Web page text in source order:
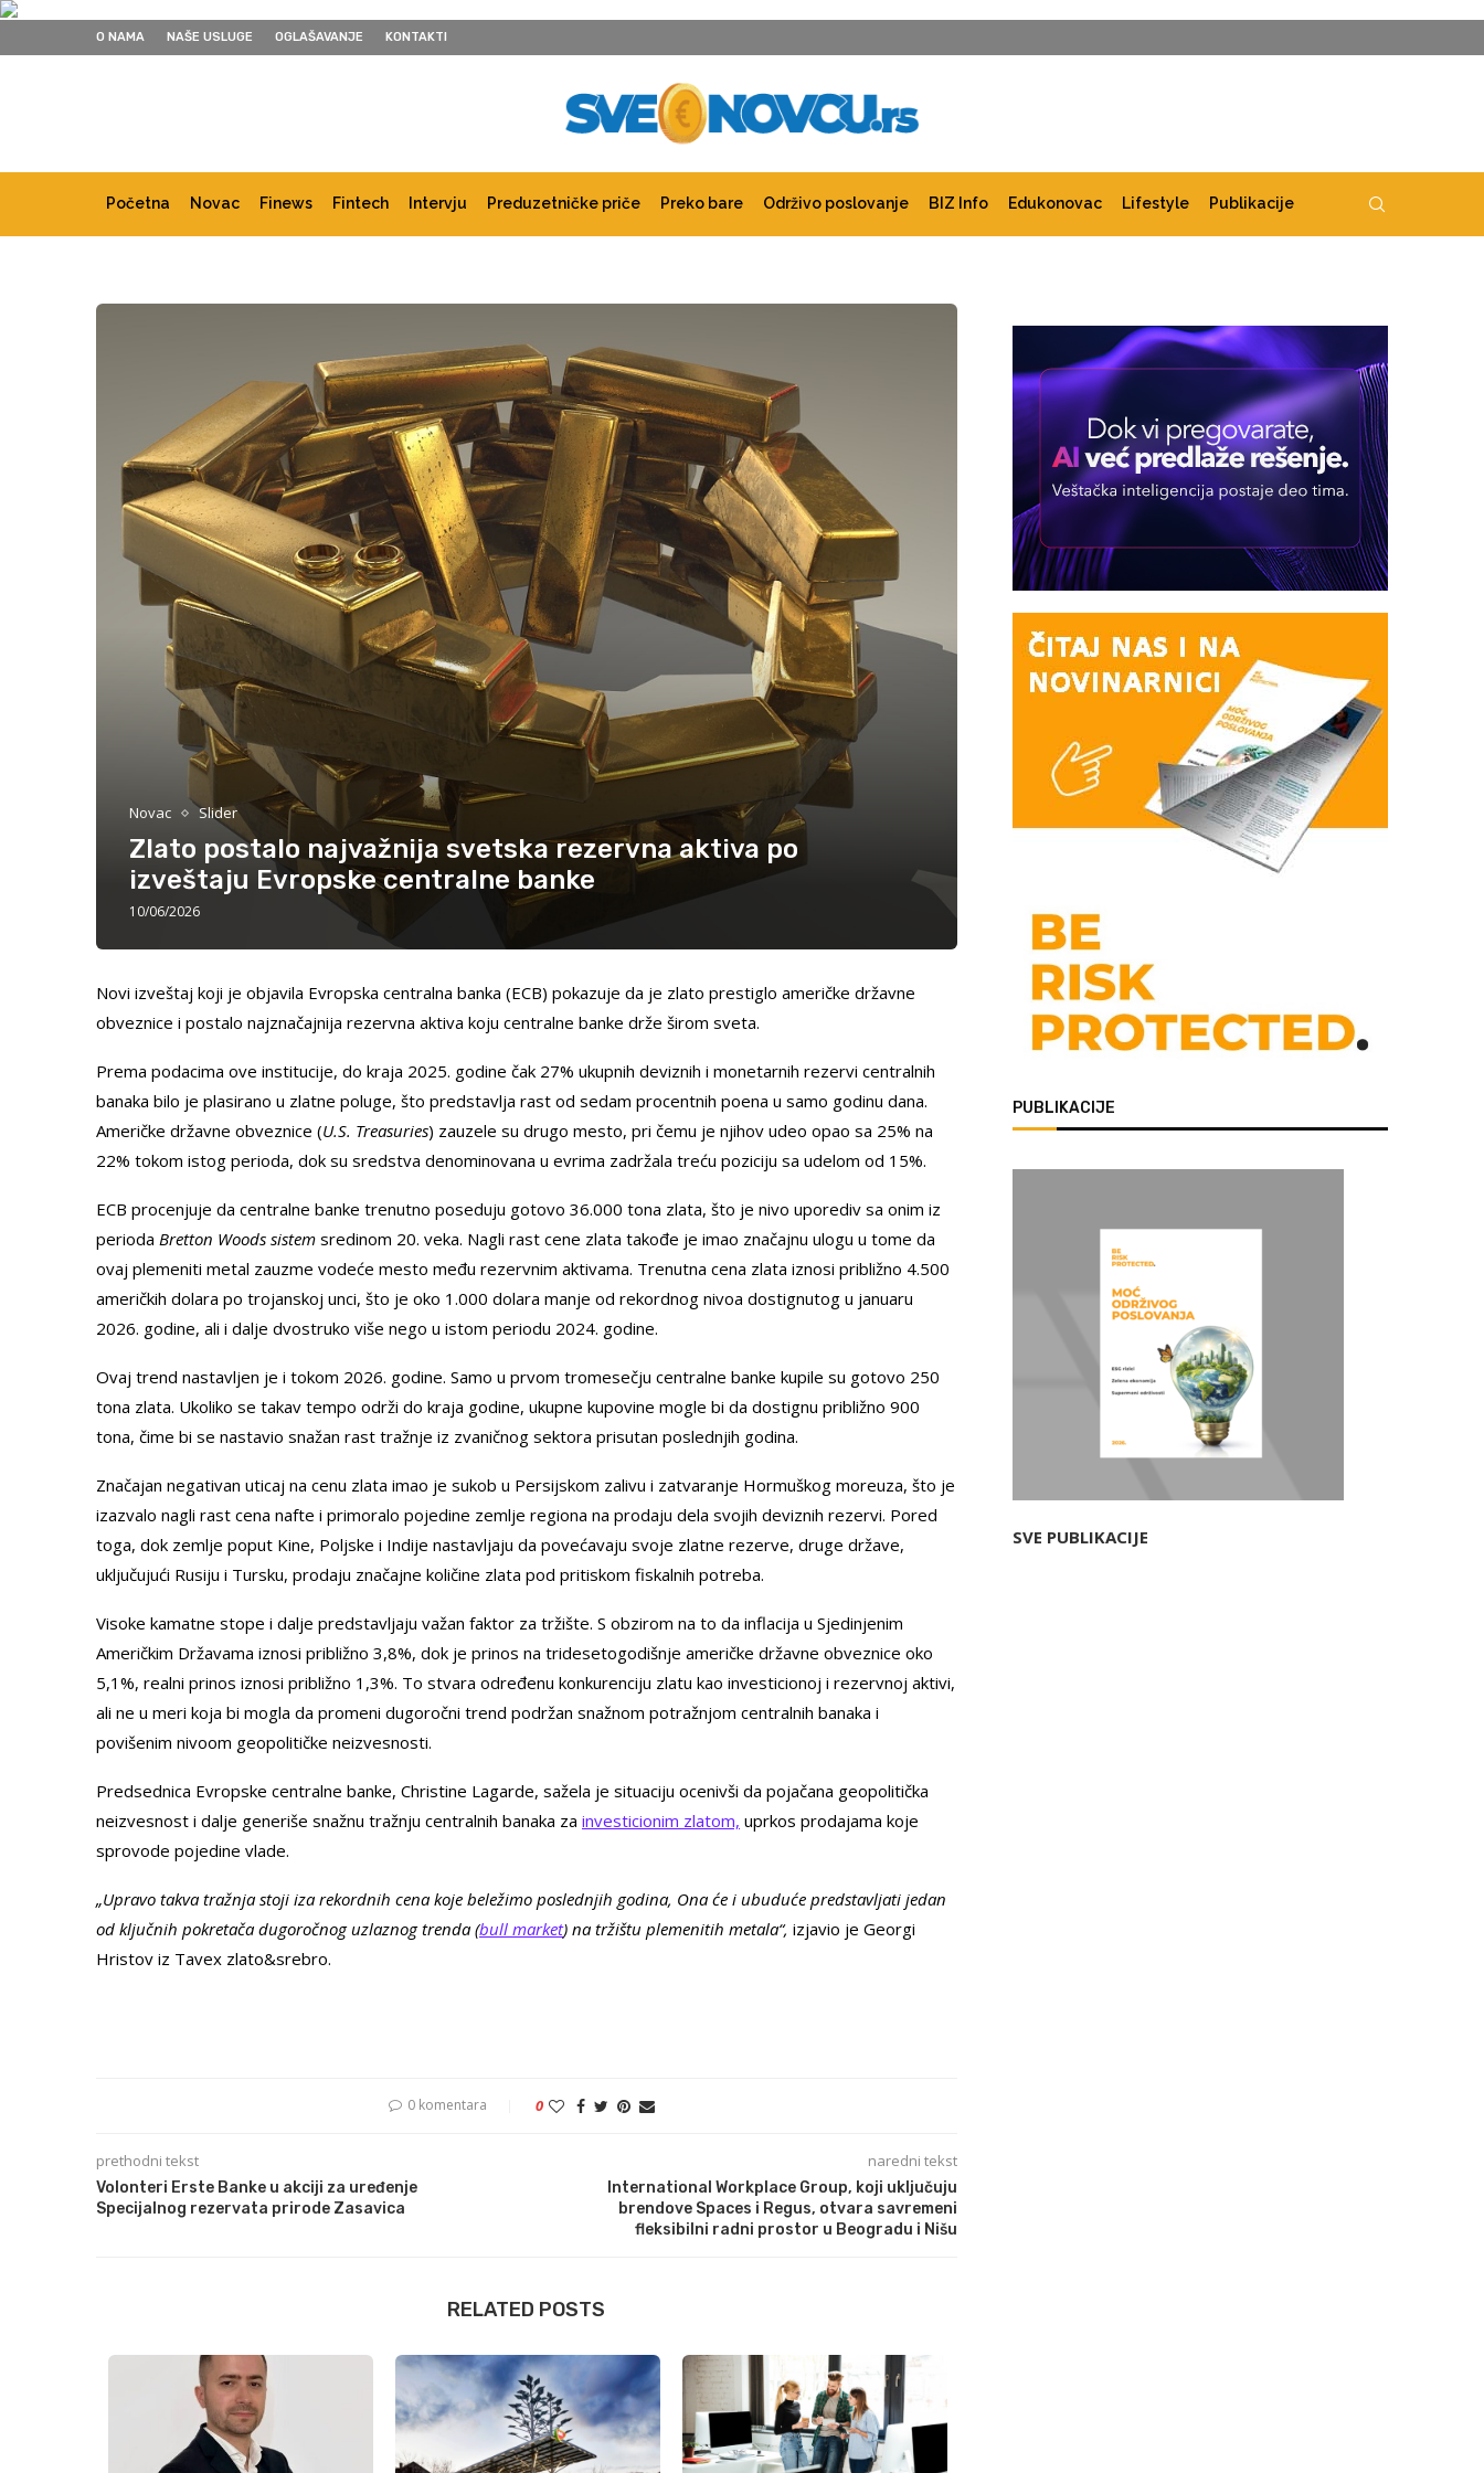
O NAMA NAŠE USLUGE OGLAŠAVANJE KONTAKTI
Početna Novac Finews Fintech Intervju Preduzetničke priče Preko bare Održivo poslovanje BIZ Info Edukonovac Lifestyle Publikacije
Novac Slider
Zlato postalo najvažnija svetska rezervna aktiva po
izveštaju Evropske centralne banke
10/06/2026
Novi izveštaj koji je objavila Evropska centralna banka (ECB) pokazuje da je zlato prestiglo američke državne
obveznice i postalo najznačajnija rezervna aktiva koju centralne banke drže širom sveta.
Prema podacima ove institucije, do kraja 2025. godine čak 27% ukupnih deviznih i monetarnih rezervi centralnih
banaka bilo je plasirano u zlatne poluge, što predstavlja rast od sedam procentnih poena u samo godinu dana.
Američke državne obveznice (U.S. Treasuries) zauzele su drugo mesto, pri čemu je njihov udeo opao sa 25% na
22% tokom istog perioda, dok su sredstva denominovana u evrima zadržala treću poziciju sa udelom od 15%.
ECB procenjuje da centralne banke trenutno poseduju gotovo 36.000 tona zlata, što je nivo uporediv sa onim iz
perioda Bretton Woods sistem sredinom 20. veka. Nagli rast cene zlata takođe je imao značajnu ulogu u tome da
ovaj plemeniti metal zauzme vodeće mesto među rezervnim aktivama. Trenutna cena zlata iznosi približno 4.500
američkih dolara po trojanskoj unci, što je oko 1.000 dolara manje od rekordnog nivoa dostignutog u januaru
2026. godine, ali i dalje dvostruko više nego u istom periodu 2024. godine.
Ovaj trend nastavljen je i tokom 2026. godine. Samo u prvom tromesečju centralne banke kupile su gotovo 250
tona zlata. Ukoliko se takav tempo održi do kraja godine, ukupne kupovine mogle bi da dostignu približno 900
tona, čime bi se nastavio snažan rast tražnje iz zvaničnog sektora prisutan poslednjih godina.
Značajan negativan uticaj na cenu zlata imao je sukob u Persijskom zalivu i zatvaranje Hormuškog moreuza, što je
izazvalo nagli rast cena nafte i primoralo pojedine zemlje regiona na prodaju dela svojih deviznih rezervi. Pored
toga, dok zemlje poput Kine, Poljske i Indije nastavljaju da povećavaju svoje zlatne rezerve, druge države,
uključujući Rusiju i Tursku, prodaju značajne količine zlata pod pritiskom fiskalnih potreba.
Visoke kamatne stope i dalje predstavljaju važan faktor za tržište. S obzirom na to da inflacija u Sjedinjenim
Američkim Državama iznosi približno 3,8%, dok je prinos na tridesetogodišnje američke državne obveznice oko
5,1%, realni prinos iznosi približno 1,3%. To stvara određenu konkurenciju zlatu kao investicionoj i rezervnoj aktivi,
ali ne u meri koja bi mogla da promeni dugoročni trend podržan snažnom potražnjom centralnih banaka i
povišenim nivoom geopolitičke neizvesnosti.
Predsednica Evropske centralne banke, Christine Lagarde, sažela je situaciju ocenivši da pojačana geopolitička
neizvesnost i dalje generiše snažnu tražnju centralnih banaka za investicionim zlatom, uprkos prodajama koje
sprovode pojedine vlade.
„Upravo takva tražnja stoji iza rekordnih cena koje beležimo poslednjih godina, Ona će i ubuduće predstavljati jedan
od ključnih pokretača dugoročnog uzlaznog trenda (bull market) na tržištu plemenitih metala“, izjavio je Georgi
Hristov iz Tavex zlato&srebro.
0 komentara 0
prethodni tekst
Volonteri Erste Banke u akciji za uređenje
Specijalnog rezervata prirode Zasavica
naredni tekst
International Workplace Group, koji uključuju
brendove Spaces i Regus, otvara savremeni
fleksibilni radni prostor u Beogradu i Nišu
RELATED POSTS
PUBLIKACIJE
SVE PUBLIKACIJE